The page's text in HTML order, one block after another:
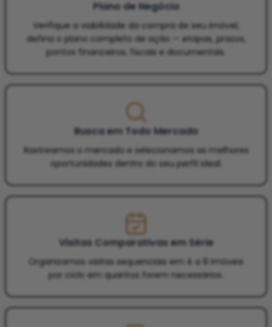
Plano de Negócio
Verifique a viabilidade da compra de seu imóvel,
defina o plano completo de ação — etapas, prazos,
pontos financeiros, fiscais e documentais.
Busca em Todo Mercado
Rastreamos o mercado e selecionamos as melhores
oportunidades dentro do seu perfil ideal.
Visitas Comparativas em Série
Organizamos visitas sequenciais em 4 a 8 imóveis
por ciclo em quantos forem necessários.